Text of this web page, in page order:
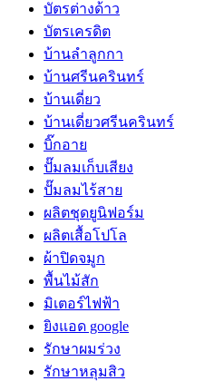
บัตรต่างด้าว
บัตรเครดิต
บ้านลำลูกกา
บ้านศรีนครินทร์
บ้านเดี่ยว
บ้านเดี่ยวศรีนครินทร์
บิ๊กอาย
ปั๊มลมเก็บเสียง
ปั๊มลมไร้สาย
ผลิตชุดยูนิฟอร์ม
ผลิตเสื้อโปโล
ผ้าปิดจมูก
พื้นไม้สัก
มิเตอร์ไฟฟ้า
ยิงแอด google
รักษาผมร่วง
รักษาหลุมสิว